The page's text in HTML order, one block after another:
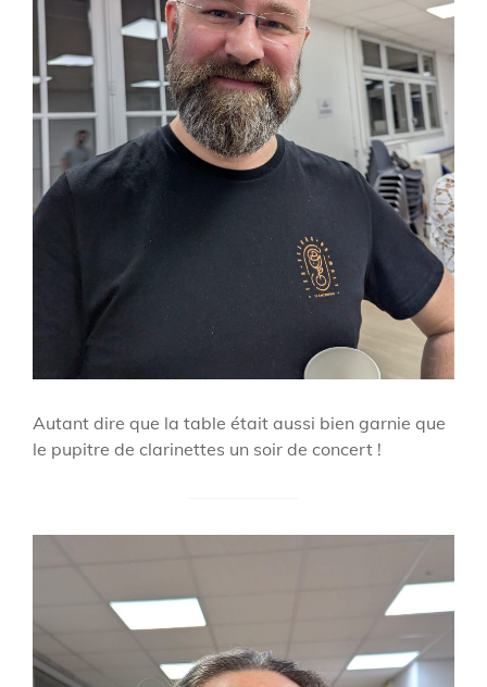
Autant dire que la table était aussi bien garnie que
le pupitre de clarinettes un soir de concert !